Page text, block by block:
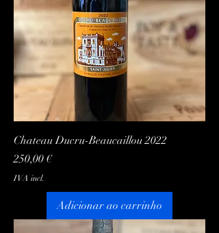
Chateau Ducru-Beaucaillou 2022
Preço
250,00 €
IVA incl.
Adicionar ao carrinho